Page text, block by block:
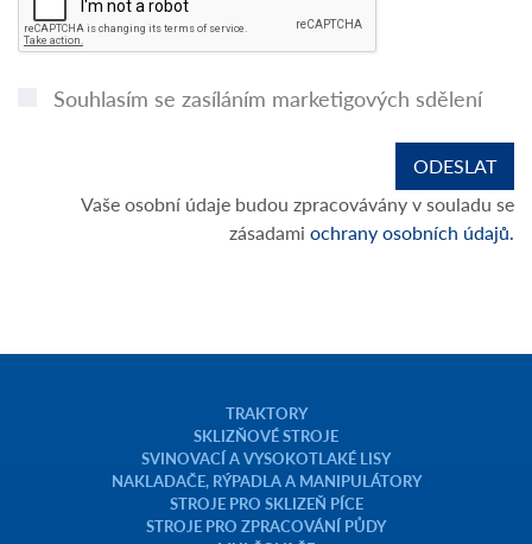
Souhlasím se zasíláním marketigových sdělení
Vaše osobní údaje budou zpracovávány v souladu se
zásadami ochrany osobních údajů.
TRAKTORY
SKLIZŇOVÉ STROJE
SVINOVACÍ A VYSOKOTLAKÉ LISY
NAKLADAČE, RÝPADLA A MANIPULÁTORY
STROJE PRO SKLIZEŇ PÍCE
STROJE PRO ZPRACOVÁNÍ PŮDY